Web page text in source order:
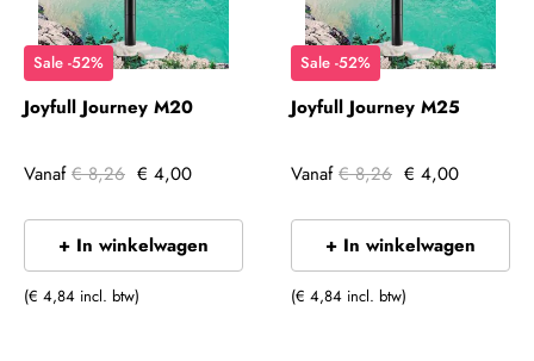
Sale -52%
Joyfull Journey M20
Vanaf € 8,26 € 4,00
+ In winkelwagen
(€ 4,84 incl. btw)
Sale -52%
Joyfull Journey M25
Vanaf € 8,26 € 4,00
+ In winkelwagen
(€ 4,84 incl. btw)